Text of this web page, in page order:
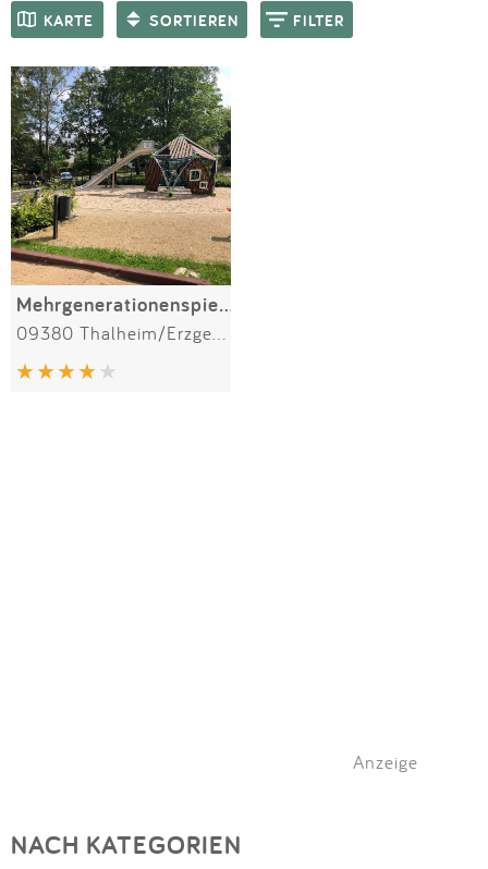
Anmelden
KARTE SORTIEREN FILTER
SPIELGERÄTE
Mehrgenerationenspielplatz
09380 Thalheim/Erzgebirge
Anzeige
NACH KATEGORIEN